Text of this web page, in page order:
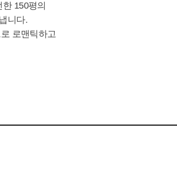
150평의
니다.
로맨틱하고